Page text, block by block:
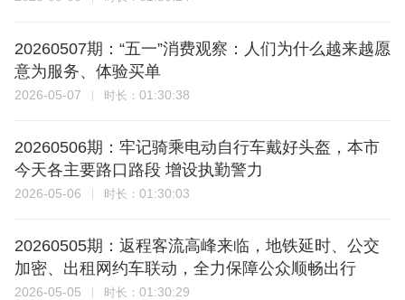
20260507期：“五一”消费观察：人们为什么越来越愿
意为服务、体验买单
2026-05-07 时长： 01:30:38
20260506期：牢记骑乘电动自行车戴好头盔，本市
今天各主要路口路段 增设执勤警力
2026-05-06 时长： 01:30:03
20260505期：返程客流高峰来临，地铁延时、公交
加密、出租网约车联动，全力保障公众顺畅出行
2026-05-05 时长： 01:30:29